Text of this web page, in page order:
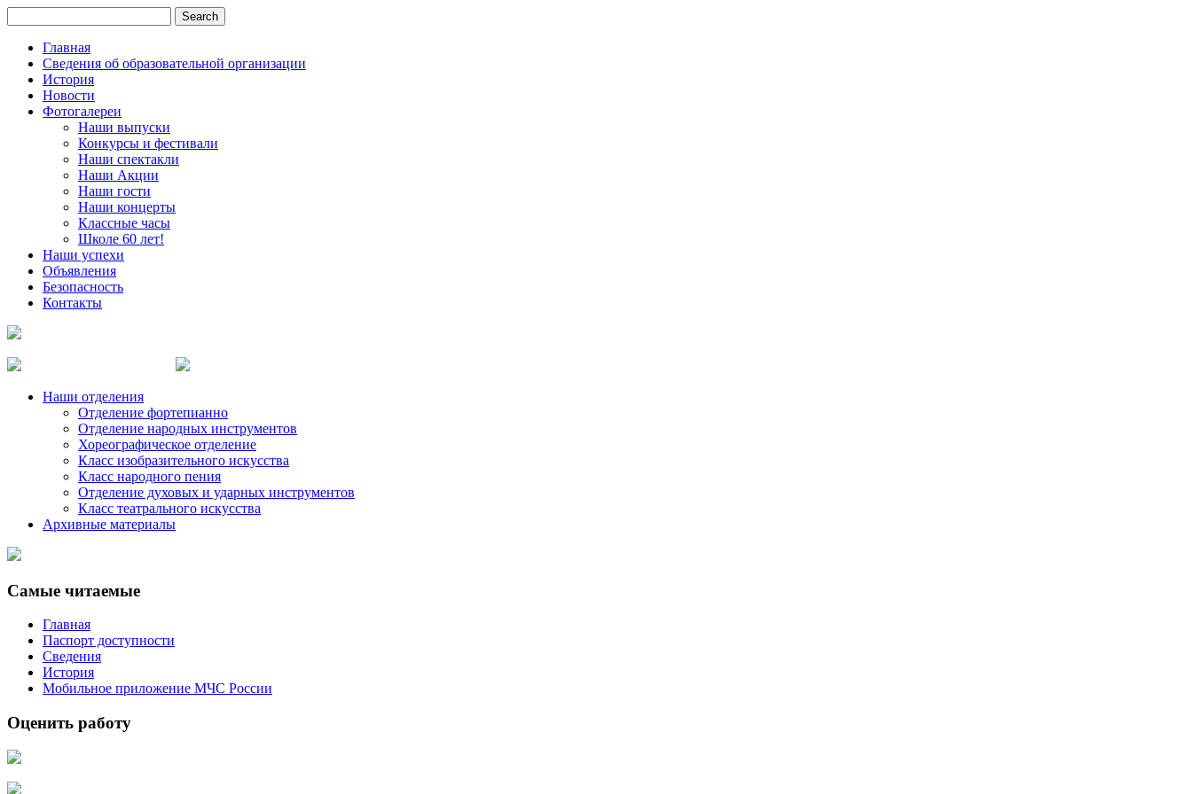
Главная
Сведения об образовательной организации
История
Новости
Фотогалереи
Наши выпуски
Конкурсы и фестивали
Наши спектакли
Наши Акции
Наши гости
Наши концерты
Классные часы
Школе 60 лет!
Наши успехи
Объявления
Безопасность
Контакты
Наши отделения
Отделение фортепианно
Отделение народных инструментов
Хореографическое отделение
Класс изобразительного искусства
Класс народного пения
Отделение духовых и ударных инструментов
Класс театрального искусства
Архивные материалы
Самые читаемые
Главная
Паспорт доступности
Сведения
История
Мобильное приложение МЧС России
Оценить работу